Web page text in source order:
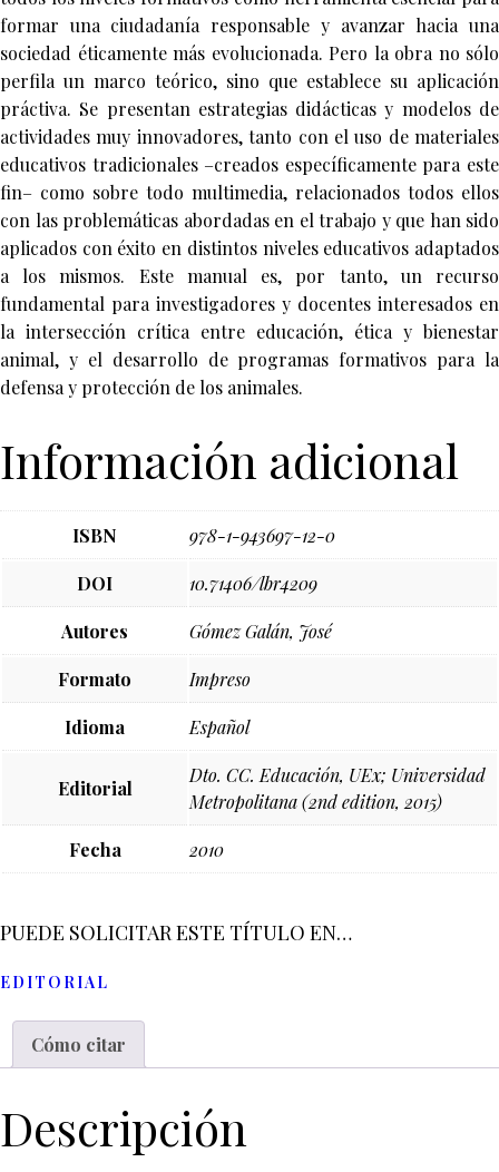
formar una ciudadanía responsable y avanzar hacia una
sociedad éticamente más evolucionada. Pero la obra no sólo
perfila un marco teórico, sino que establece su aplicación
práctiva. Se presentan estrategias didácticas y modelos de
actividades muy innovadores, tanto con el uso de materiales
educativos tradicionales –creados específicamente para este
fin– como sobre todo multimedia, relacionados todos ellos
con las problemáticas abordadas en el trabajo y que han sido
aplicados con éxito en distintos niveles educativos adaptados
a los mismos. Este manual es, por tanto, un recurso
fundamental para investigadores y docentes interesados en
la intersección crítica entre educación, ética y bienestar
animal, y el desarrollo de programas formativos para la
defensa y protección de los animales.
Información adicional
ISBN 978-1-943697-12-0
DOI 10.71406/lbr4209
Autores Gómez Galán, José
Formato Impreso
Idioma Español
Editorial
Dto. CC. Educación, UEx; Universidad
Metropolitana (2nd edition, 2015)
Fecha 2010
PUEDE SOLICITAR ESTE TÍTULO EN…
EDITORIAL
Cómo citar
Descripción